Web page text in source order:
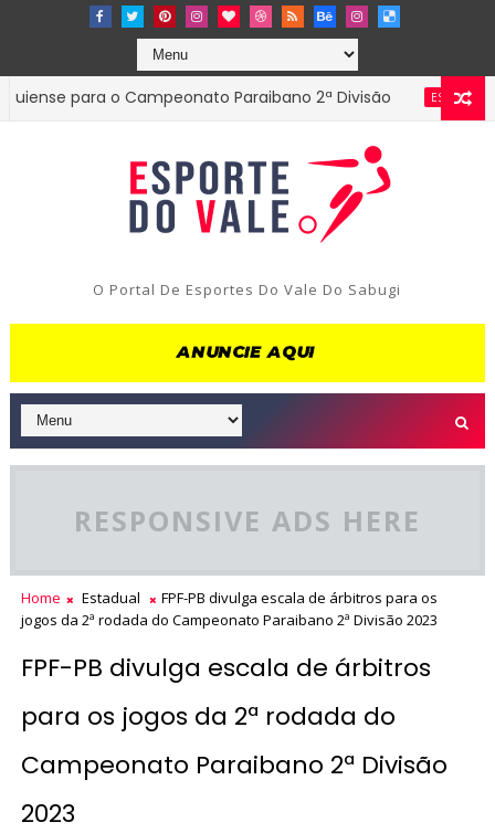
para o Campeonato Paraibano 2ª Divisão ESTADUAL
O Portal De Esportes Do Vale Do Sabugi
RESPONSIVE ADS HERE
Home Estadual
FPF-PB divulga escala de árbitros para os
jogos da 2ª rodada do Campeonato Paraibano 2ª Divisão 2023
FPF-PB divulga escala de árbitros
para os jogos da 2ª rodada do
Campeonato Paraibano 2ª Divisão
2023